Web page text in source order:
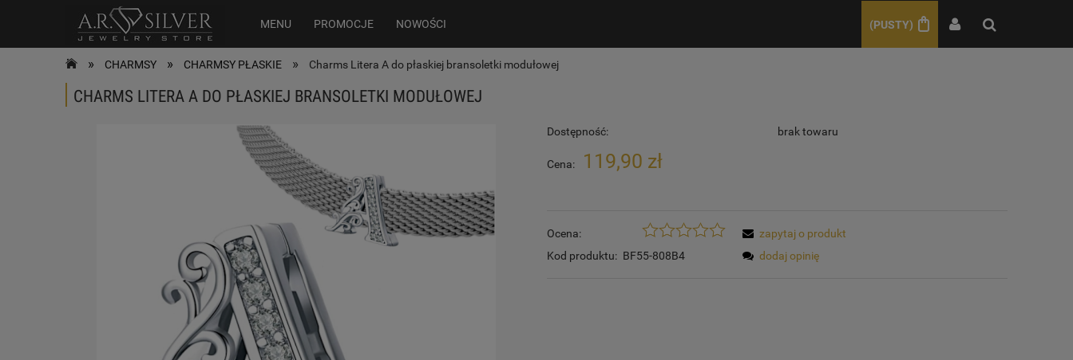
(PUSTY)
MENU PROMOCJE NOWOŚCI
» CHARMSY » CHARMSY PŁASKIE » Charms Litera A do płaskiej bransoletki modułowej
CHARMS LITERA A DO PŁASKIEJ BRANSOLETKI MODUŁOWEJ
Dostępność: brak towaru
Cena: 119,90 zł
Ocena:
Kod produktu: BF55-808B4
zapytaj o produkt
dodaj opinię